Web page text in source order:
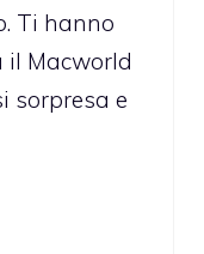
Ti hanno
il Macworld
sorpresa e